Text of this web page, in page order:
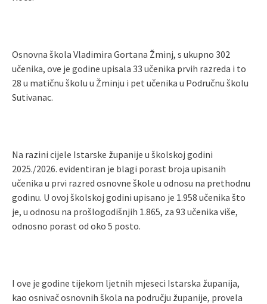
Osnovna škola Vladimira Gortana Žminj, s ukupno 302
učenika, ove je godine upisala 33 učenika prvih razreda i to
28 u matičnu školu u Žminju i pet učenika u Područnu školu
Sutivanac.
Na razini cijele Istarske županije u školskoj godini
2025./2026. evidentiran je blagi porast broja upisanih
učenika u prvi razred osnovne škole u odnosu na prethodnu
godinu. U ovoj školskoj godini upisano je 1.958 učenika što
je, u odnosu na prošlogodišnjih 1.865, za 93 učenika više,
odnosno porast od oko 5 posto.
I ove je godine tijekom ljetnih mjeseci Istarska županija,
kao osnivač osnovnih škola na području županije, provela